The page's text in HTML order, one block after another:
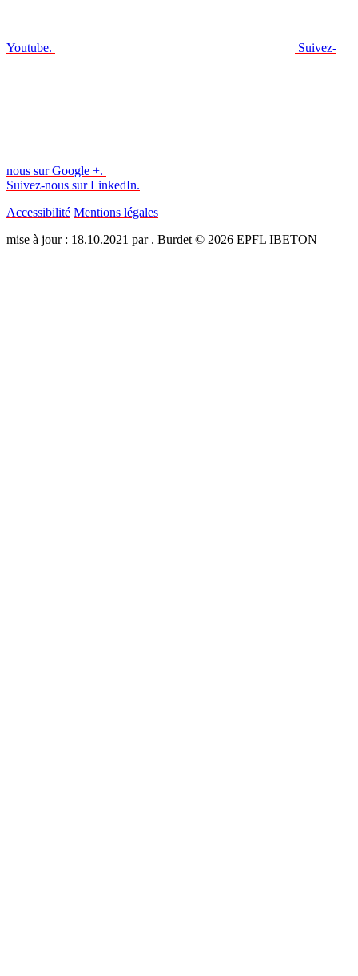
Youtube. Suivez-
nous sur Google +.
Suivez-nous sur LinkedIn.
Accessibilité Mentions légales
mise à jour : 18.10.2021 par . Burdet © 2026 EPFL IBETON